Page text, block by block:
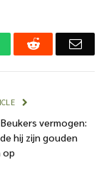
Reddit
vermogen:
hij zijn gouden
op